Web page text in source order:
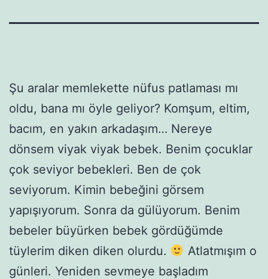
Şu aralar memlekette nüfus patlaması mı
oldu, bana mı öyle geliyor? Komşum, eltim,
bacım, en yakın arkadaşım… Nereye
dönsem viyak viyak bebek. Benim çocuklar
çok seviyor bebekleri. Ben de çok
seviyorum. Kimin bebeğini görsem
yapışıyorum. Sonra da gülüyorum. Benim
bebeler büyürken bebek gördüğümde
tüylerim diken diken olurdu.
Atlatmışım o
günleri. Yeniden sevmeye başladım